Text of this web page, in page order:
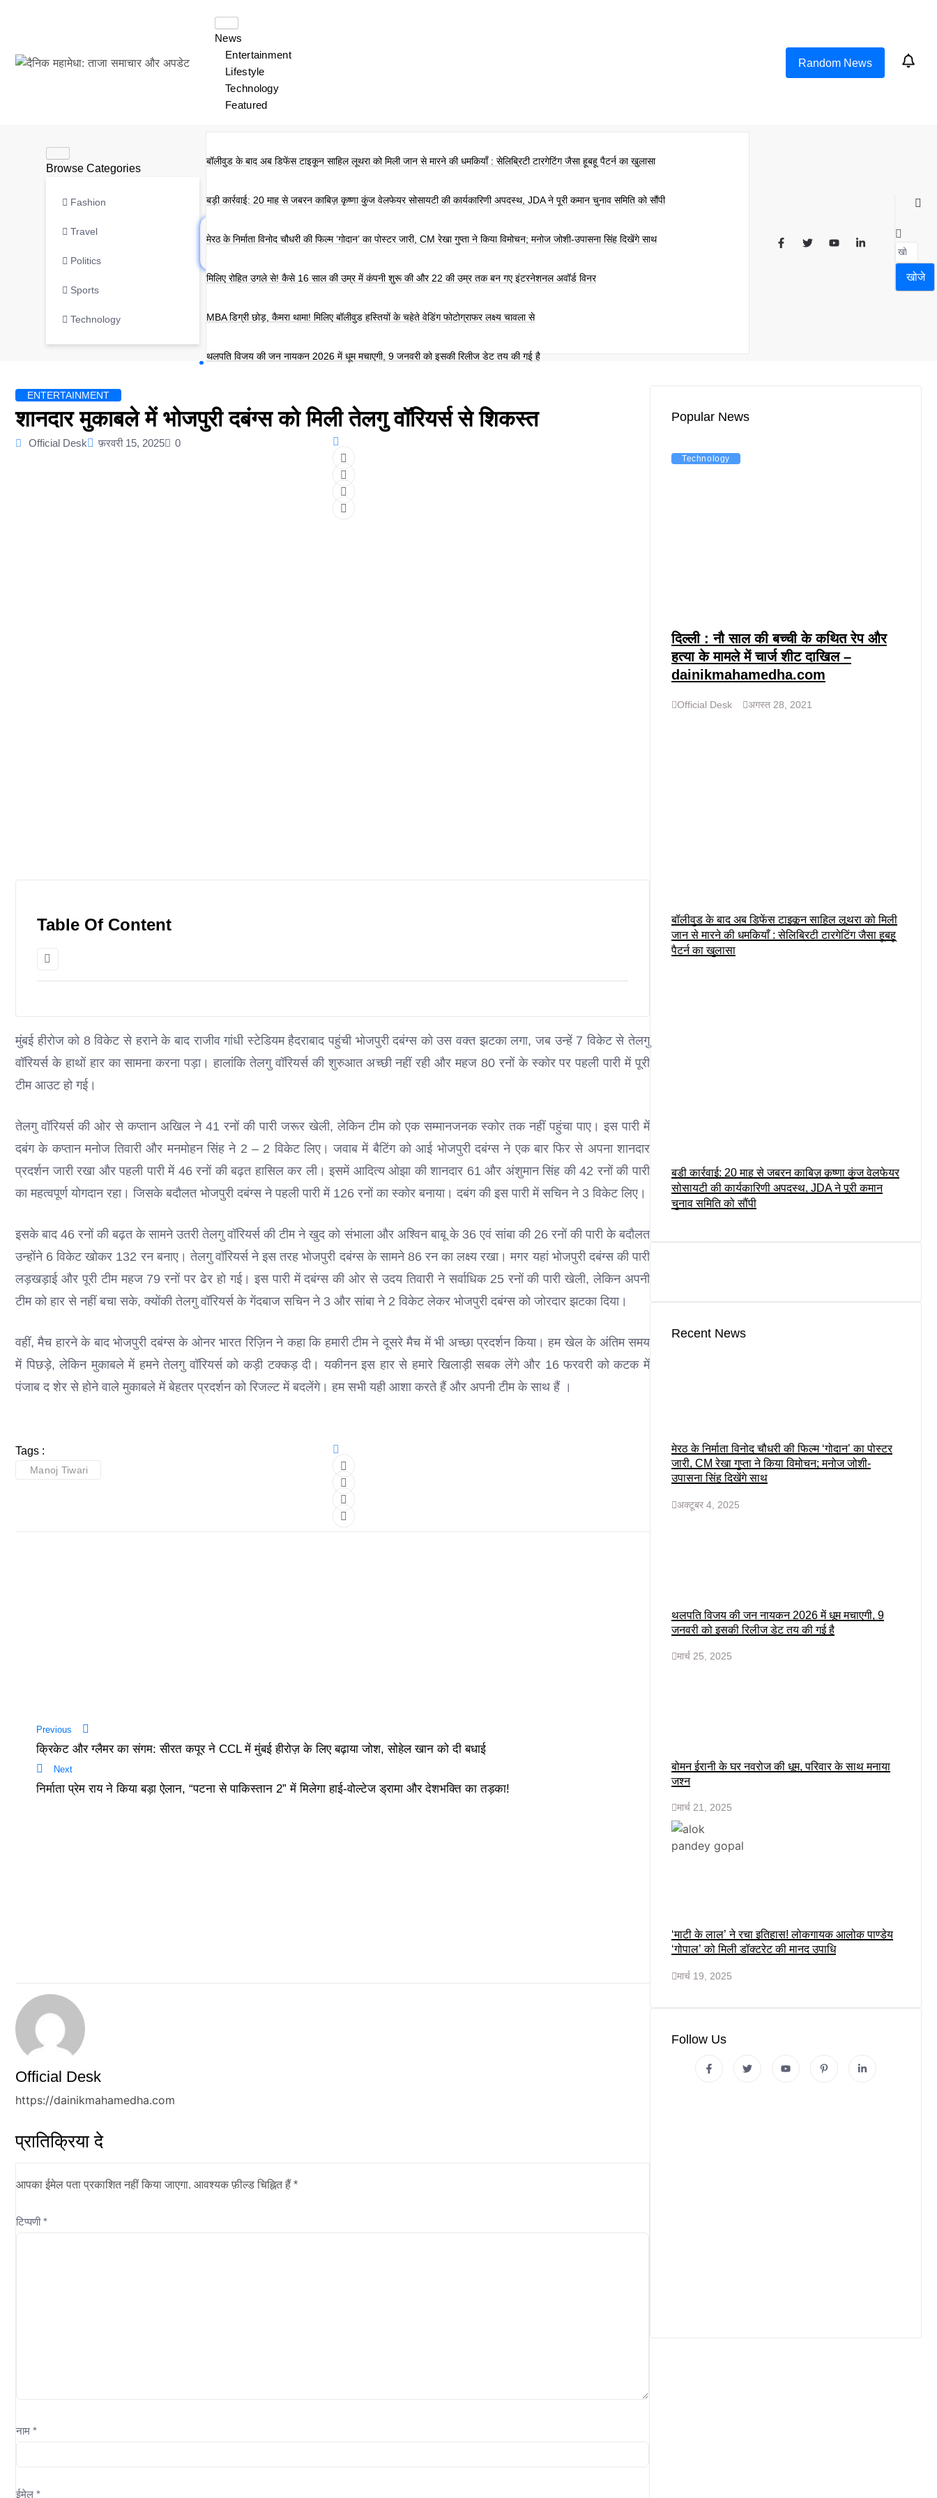
News
Entertainment
Lifestyle
Technology
Featured
Random News
Browse Categories
Fashion
Travel
Politics
Sports
Technology
बॉलीवुड के बाद अब डिफेंस टाइकून साहिल लूथरा को मिली जान से मारने की धमकियाँ : सेलिब्रिटी टारगेटिंग जैसा हूबहू पैटर्न का खुलासा
बड़ी कार्रवाई: 20 माह से जबरन काबिज़ कृष्णा कुंज वेलफेयर सोसायटी की कार्यकारिणी अपदस्थ, JDA ने पूरी कमान चुनाव समिति को सौंपी
मेरठ के निर्माता विनोद चौधरी की फिल्म ‘गोदान’ का पोस्टर जारी, CM रेखा गुप्ता ने किया विमोचन; मनोज जोशी-उपासना सिंह दिखेंगे साथ
मिलिए रोहित उगले से! कैसे 16 साल की उम्र में कंपनी शुरू की और 22 की उम्र तक बन गए इंटरनेशनल अवॉर्ड विनर
MBA डिग्री छोड़, कैमरा थामा! मिलिए बॉलीवुड हस्तियों के चहेते वेडिंग फोटोग्राफर लक्ष्य चावला से
थलपति विजय की जन नायकन 2026 में धूम मचाएगी, 9 जनवरी को इसकी रिलीज डेट तय की गई है
ENTERTAINMENT
शानदार मुकाबले में भोजपुरी दबंग्स को मिली तेलगु वॉरियर्स से शिकस्त
Official Desk फ़रवरी 15, 2025 0
Table Of Content
मुंबई हीरोज को 8 विकेट से हराने के बाद राजीव गांधी स्टेडियम हैदराबाद पहुंची भोजपुरी दबंग्स को उस वक्त झटका लगा, जब उन्हें 7 विकेट से तेलगु
वॉरियर्स के हाथों हार का सामना करना पड़ा। हालांकि तेलगु वॉरियर्स की शुरुआत अच्छी नहीं रही और महज 80 रनों के स्कोर पर पहली पारी में पूरी
टीम आउट हो गई।
तेलगु वॉरियर्स की ओर से कप्तान अखिल ने 41 रनों की पारी जरूर खेली, लेकिन टीम को एक सम्मानजनक स्कोर तक नहीं पहुंचा पाए। इस पारी में
दबंग के कप्तान मनोज तिवारी और मनमोहन सिंह ने 2 – 2 विकेट लिए। जवाब में बैटिंग को आई भोजपुरी दबंग्स ने एक बार फिर से अपना शानदार
प्रदर्शन जारी रखा और पहली पारी में 46 रनों की बढ़त हासिल कर ली। इसमें आदित्य ओझा की शानदार 61 और अंशुमान सिंह की 42 रनों की पारी
का महत्वपूर्ण योगदान रहा। जिसके बदौलत भोजपुरी दबंग्स ने पहली पारी में 126 रनों का स्कोर बनाया। दबंग की इस पारी में सचिन ने 3 विकेट लिए।
इसके बाद 46 रनों की बढ़त के सामने उतरी तेलगु वॉरियर्स की टीम ने खुद को संभाला और अश्विन बाबू के 36 एवं सांबा की 26 रनों की पारी के बदौलत
उन्होंने 6 विकेट खोकर 132 रन बनाए। तेलगु वॉरियर्स ने इस तरह भोजपुरी दबंग्स के सामने 86 रन का लक्ष्य रखा। मगर यहां भोजपुरी दबंग्स की पारी
लड़खड़ाई और पूरी टीम महज 79 रनों पर ढेर हो गई। इस पारी में दबंग्स की ओर से उदय तिवारी ने सर्वाधिक 25 रनों की पारी खेली, लेकिन अपनी
टीम को हार से नहीं बचा सके, क्योंकी तेलगु वॉरियर्स के गेंदबाज सचिन ने 3 और सांबा ने 2 विकेट लेकर भोजपुरी दबंग्स को जोरदार झटका दिया।
वहीं, मैच हारने के बाद भोजपुरी दबंग्स के ओनर भारत रिज़िन ने कहा कि हमारी टीम ने दूसरे मैच में भी अच्छा प्रदर्शन किया। हम खेल के अंतिम समय
में पिछड़े, लेकिन मुकाबले में हमने तेलगु वॉरियर्स को कड़ी टक्कड़ दी। यकीनन इस हार से हमारे खिलाड़ी सबक लेंगे और 16 फरवरी को कटक में
पंजाब द शेर से होने वाले मुकाबले में बेहतर प्रदर्शन को रिजल्ट में बदलेंगे। हम सभी यही आशा करते हैं और अपनी टीम के साथ हैं ।
Tags :
Manoj Tiwari
Previous
क्रिकेट और ग्लैमर का संगम: सीरत कपूर ने CCL में मुंबई हीरोज़ के लिए बढ़ाया जोश, सोहेल खान को दी बधाई
Next
निर्माता प्रेम राय ने किया बड़ा ऐलान, “पटना से पाकिस्तान 2” में मिलेगा हाई-वोल्टेज ड्रामा और देशभक्ति का तड़का!
Official Desk
https://dainikmahamedha.com
प्रातिक्रिया दे
आपका ईमेल पता प्रकाशित नहीं किया जाएगा. आवश्यक फ़ील्ड चिह्नित हैं *
टिप्पणी*
नाम *
ईमेल *
Popular News
Technology
दिल्ली : नौ साल की बच्ची के कथित रेप और
हत्या के मामले में चार्ज शीट दाखिल –
dainikmahamedha.com
Official Desk अगस्त 28, 2021
बॉलीवुड के बाद अब डिफेंस टाइकून साहिल लूथरा को मिली
जान से मारने की धमकियाँ : सेलिब्रिटी टारगेटिंग जैसा हूबहू
पैटर्न का खुलासा
बड़ी कार्रवाई: 20 माह से जबरन काबिज़ कृष्णा कुंज वेलफेयर
सोसायटी की कार्यकारिणी अपदस्थ, JDA ने पूरी कमान
चुनाव समिति को सौंपी
Recent News
मेरठ के निर्माता विनोद चौधरी की फिल्म ‘गोदान’ का पोस्टर
जारी, CM रेखा गुप्ता ने किया विमोचन; मनोज जोशी-
उपासना सिंह दिखेंगे साथ
अक्टूबर 4, 2025
थलपति विजय की जन नायकन 2026 में धूम मचाएगी, 9
जनवरी को इसकी रिलीज डेट तय की गई है
मार्च 25, 2025
बोमन ईरानी के घर नवरोज की धूम, परिवार के साथ मनाया
जश्न
मार्च 21, 2025
‘माटी के लाल’ ने रचा इतिहास! लोकगायक आलोक पाण्डेय
‘गोपाल’ को मिली डॉक्टरेट की मानद उपाधि
मार्च 19, 2025
Follow Us